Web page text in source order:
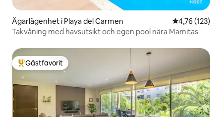
Ägarlägenhet i Playa del Carmen 4,76 av 5 i
4,76 (123)
Takvåning med havsutsikt och egen pool nära Mamitas
Populär gästfavorit
Gästfavorit